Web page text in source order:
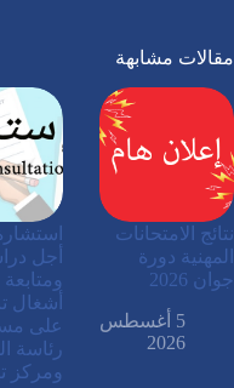
مقالات مشابهة
نتائج الامتحانات
المهنية دورة
جوان 2026
5 أغسطس
2026
أجل
ومتابعة
أشغال
على
رئاسة
ومركز